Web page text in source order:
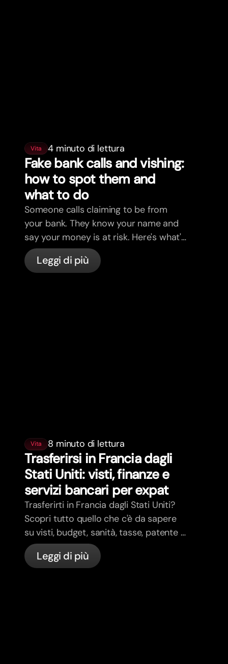
Vita 4 minuto di lettura
Fake bank calls and vishing:
how to spot them and
what to do
Someone calls claiming to be from
your bank. They know your name and
say your money is at risk. Here's what's
actually happening, and what to do.
Leggi di più
Vita 8 minuto di lettura
Trasferirsi in Francia dagli
Stati Uniti: visti, finanze e
servizi bancari per expat
Trasferirti in Francia dagli Stati Uniti?
Scopri tutto quello che c'è da sapere
su visti, budget, sanità, tasse, patente e
servizi bancari per expat in Francia con
bunq.Leggi di più